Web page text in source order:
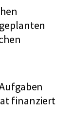
finanziert